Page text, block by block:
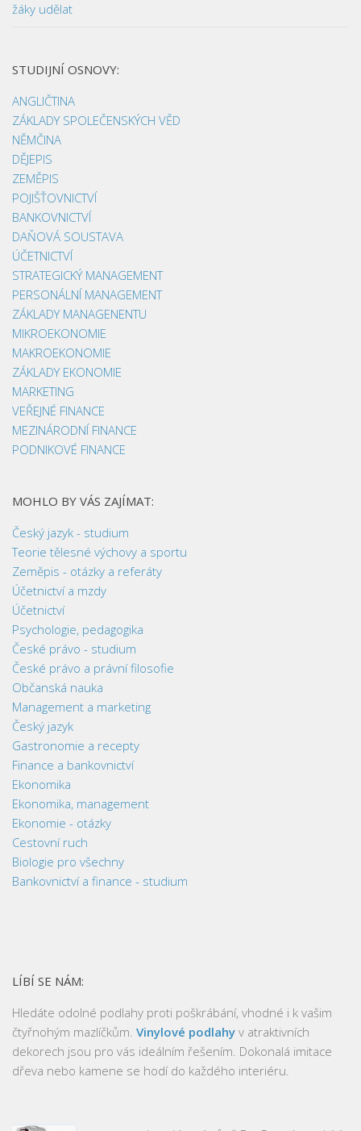
žáky udělat
STUDIJNÍ OSNOVY:
ANGLIČTINA
ZÁKLADY SPOLEČENSKÝCH VĚD
NĚMČINA
DĚJEPIS
ZEMĚPIS
POJIŠŤOVNICTVÍ
BANKOVNICTVÍ
DAŇOVÁ SOUSTAVA
ÚČETNICTVÍ
STRATEGICKÝ MANAGEMENT
PERSONÁLNÍ MANAGEMENT
ZÁKLADY MANAGENENTU
MIKROEKONOMIE
MAKROEKONOMIE
ZÁKLADY EKONOMIE
MARKETING
VEŘEJNÉ FINANCE
MEZINÁRODNÍ FINANCE
PODNIKOVÉ FINANCE
MOHLO BY VÁS ZAJÍMAT:
Český jazyk - studium
Teorie tělesné výchovy a sportu
Zeměpis - otázky a referáty
Účetnictví a mzdy
Účetnictví
Psychologie, pedagogika
České právo - studium
České právo a právní filosofie
Občanská nauka
Management a marketing
Český jazyk
Gastronomie a recepty
Finance a bankovnictví
Ekonomika
Ekonomika, management
Ekonomie - otázky
Cestovní ruch
Biologie pro všechny
Bankovnictví a finance - studium
LÍBÍ SE NÁM:
Hledáte odolné podlahy proti poškrábání, vhodné i k vašim
čtyřnohým mazlíčkům. Vinylové podlahy v atraktivních
dekorech jsou pro vás ideálním řešením. Dokonalá imitace
dřeva nebo kamene se hodí do každého interiéru.